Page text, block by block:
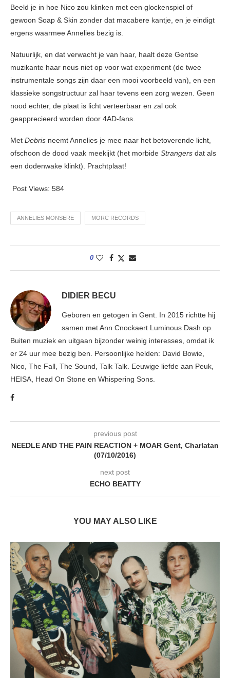
Beeld je in hoe Nico zou klinken met een glockenspiel of
gewoon Soap & Skin zonder dat macabere kantje, en je eindigt
ergens waarmee Annelies bezig is.
Natuurlijk, en dat verwacht je van haar, haalt deze Gentse
muzikante haar neus niet op voor wat experiment (de twee
instrumentale songs zijn daar een mooi voorbeeld van), en een
klassieke songstructuur zal haar tevens een zorg wezen. Geen
nood echter, de plaat is licht verteerbaar en zal ook
geapprecieerd worden door 4AD-fans.
Met Debris neemt Annelies je mee naar het betoverende licht,
ofschoon de dood vaak meekijkt (het morbide Strangers dat als
een dodenwake klinkt). Prachtplaat!
Post Views: 584
ANNELIES MONSERE MORC RECORDS
0
DIDIER BECU
Geboren en getogen in Gent. In 2015 richtte hij
samen met Ann Cnockaert Luminous Dash op.
Buiten muziek en uitgaan bijzonder weinig interesses, omdat ik
er 24 uur mee bezig ben. Persoonlijke helden: David Bowie,
Nico, The Fall, The Sound, Talk Talk. Eeuwige liefde aan Peuk,
HEISA, Head On Stone en Whispering Sons.
previous post
NEEDLE AND THE PAIN REACTION + MOAR Gent, Charlatan
(07/10/2016)
next post
ECHO BEATTY
YOU MAY ALSO LIKE